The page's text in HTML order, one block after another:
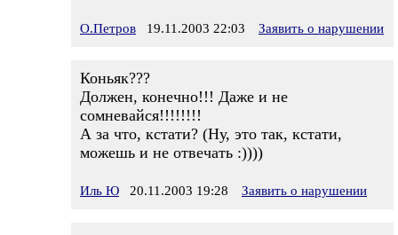
О.Петров 19.11.2003 22:03 Заявить о нарушении
Коньяк???
Должен, конечно!!! Даже и не
сомневайся!!!!!!!!
А за что, кстати? (Ну, это так, кстати,
можешь и не отвечать :))))
Иль Ю 20.11.2003 19:28 Заявить о нарушении